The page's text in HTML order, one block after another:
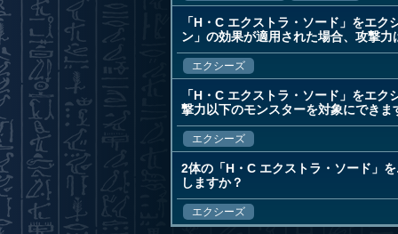
「H・C エクストラ・ソード」をエ
ン」の効果が適用された場合、攻撃力
エクシーズ
「H・C エクストラ・ソード」をエ
撃力以下のモンスターを対象にできま
エクシーズ
2体の「H・C エクストラ・ソード」
しますか？
エクシーズ